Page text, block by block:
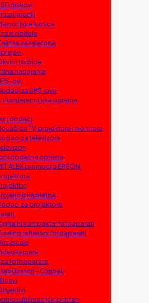
diskovi
mediji
kartice
mobitele
za telefone
i torbice
napajanja
ovi
za UPS-ove
i konferencijska oprema
i dodaci
za TV, projektore i monitore
za televizore
i dodatna oprema
ALEX promocija EPSON
platna
za projektore
kompaktni fotoaparati
refleksni fotoaparati
zrcala
za fotoaparate
– Gimbali
printeri